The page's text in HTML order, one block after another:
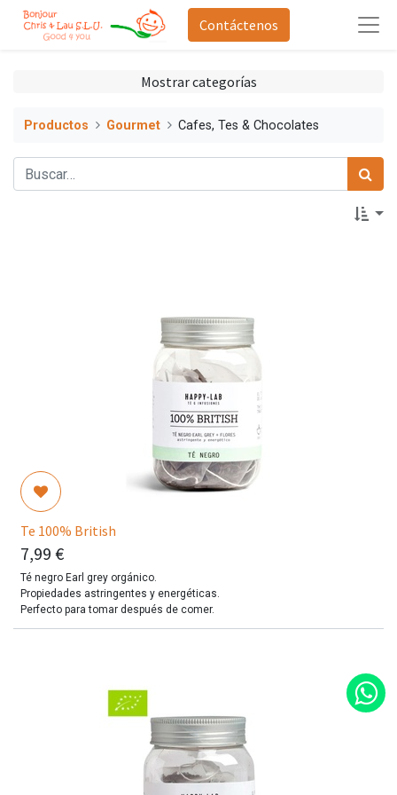
Contáctenos
Mostrar categorías
Productos Gourmet Cafes, Tes & Chocolates
Te 100% British
7,99 €
Té negro Earl grey orgánico.
Propiedades astringentes y energéticas.
Perfecto para tomar después de comer.
Pirámides de té ecológico y biodegradables.